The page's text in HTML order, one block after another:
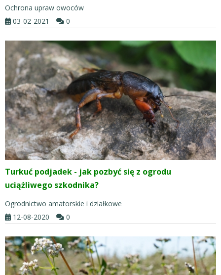
Ochrona upraw owoców
03-02-2021
0
Turkuć podjadek - jak pozbyć się z ogrodu
uciążliwego szkodnika?
Ogrodnictwo amatorskie i działkowe
12-08-2020
0